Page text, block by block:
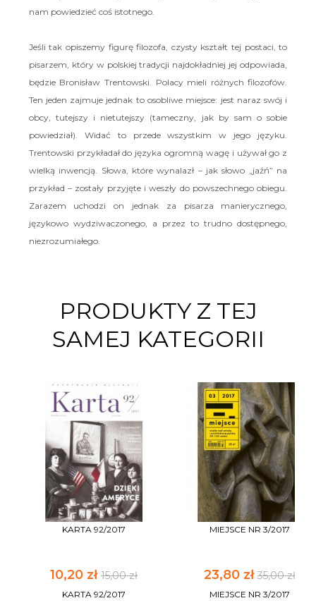
nam powiedzieć coś istotnego.
Jeśli tak opiszemy figurę filozofa, czysty kształt tej postaci, to
pisarzem, który w polskiej tradycji najdokładniej jej odpowiada,
będzie Bronisław Trentowski. Polacy mieli różnych filozofów.
Ten jeden zajmuje jednak to osobliwe miejsce: jest naraz swój i
obcy, tutejszy i nietutejszy (tameczny, jak by sam o sobie
powiedział). Widać to przede wszystkim w jego języku.
Trentowski przykładał do języka ogromną wagę i używał go z
wielką inwencją. Słowa, które wynalazł – jak słowo „jaźń” na
przykład – zostały przyjęte i weszły do powszechnego obiegu.
Zarazem uchodzi on jednak za pisarza manierycznego,
językowo wydziwaczonego, a przez to trudno dostępnego,
niezrozumiałego.
PRODUKTY Z TEJ
SAMEJ KATEGORII
KARTA 92/2017
10,20 zł 15,00 zł
KARTA 92/2017
MIEJSCE NR 3/2017
23,80 zł 35,00 zł
MIEJSCE NR 3/2017